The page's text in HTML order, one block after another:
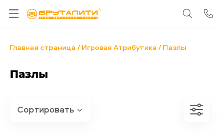
Главная страница Игровая Атрибутика Пазлы
Пазлы